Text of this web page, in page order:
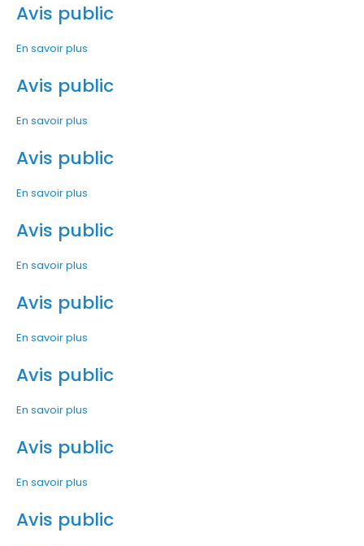
Avis public
En savoir plus
Avis public
En savoir plus
Avis public
En savoir plus
Avis public
En savoir plus
Avis public
En savoir plus
Avis public
En savoir plus
Avis public
En savoir plus
Avis public